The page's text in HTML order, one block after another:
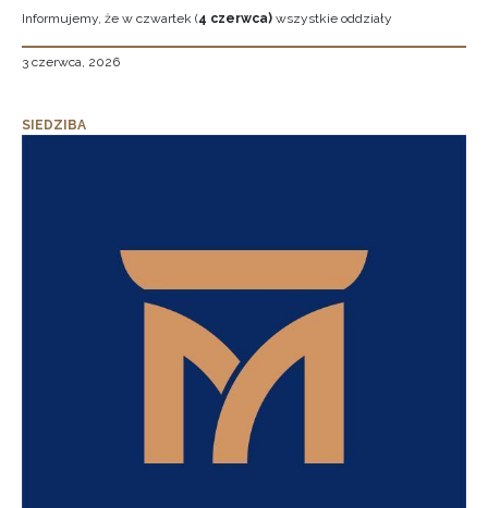
Informujemy, że w czwartek (4 czerwca) wszystkie oddziały
3 czerwca, 2026
SIEDZIBA